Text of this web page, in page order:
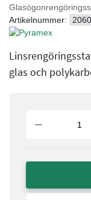
Artikelnummer:
glas och